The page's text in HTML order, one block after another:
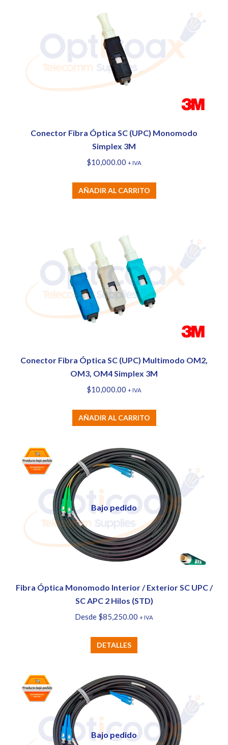
Conector Fibra Óptica SC (UPC) Monomodo
Simplex 3M
$10,000.00 + IVA
AÑADIR AL CARRITO
Conector Fibra Óptica SC (UPC) Multimodo OM2,
OM3, OM4 Simplex 3M
$10,000.00 + IVA
AÑADIR AL CARRITO
Bajo pedido
Fibra Óptica Monomodo Interior / Exterior SC UPC /
SC APC 2 Hilos (STD)
Desde $85,250.00 + IVA
DETALLES
múltiples
variantes.
opciones
se
Bajo pedido